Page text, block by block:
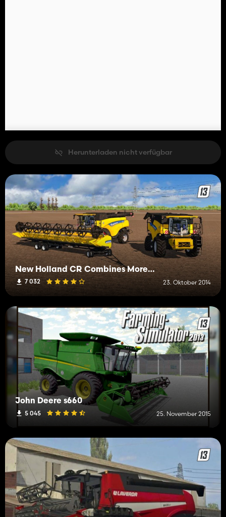
Herunterladen nicht verfügbar
New Holland CR Combines More Realistic
7 032 23. Oktober 2014
John Deere s660
5 045 25. November 2015